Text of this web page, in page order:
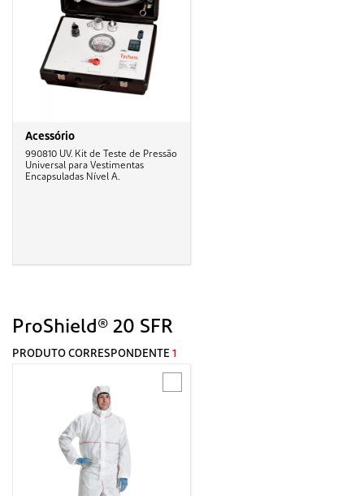
Acessório
990810 UV. Kit de Teste de Pressão
Universal para Vestimentas
Encapsuladas Nível A.
ProShield® 20 SFR
PRODUTO CORRESPONDENTE 1